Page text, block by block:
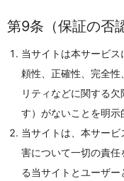
第9条（保証の否
当サイトは本サービ
頼性、正確性、完全
リティなどに関する
す）がないことを明示
当サイトは、本サー
害について一切の責
る当サイトとユーザ